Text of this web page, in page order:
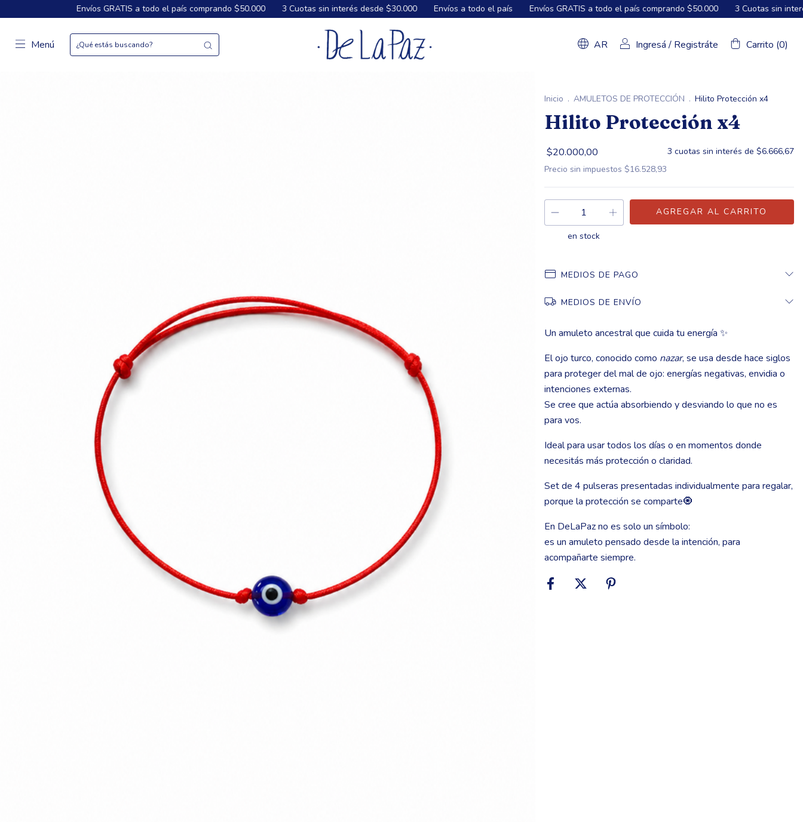
GRATIS a todo el país comprando $50.000 3 Cuotas sin interés desde $30.000 Envíos a todo el país Envíos GRATIS a todo el país comprando $50.000 3 Cuotas sin interés desde $30.000
Menú AR Ingresá/ Registráte Carrito (0)
Inicio AMULETOS DE PROTECCIÓN Hilito Protección x4
Hilito Protección x4
$20.000,00 3 cuotas sin interés de
$6.666,67
Precio sin impuestos
$16.528,93
en stock
MEDIOS DE PAGO
MEDIOS DE ENVÍO
Un amuleto ancestral que cuida tu energía ✨
El ojo turco, conocido como
, se usa desde hace siglos
para proteger del mal de ojo: energías negativas, envidia o
intenciones externas.
Se cree que actúa absorbiendo y desviando lo que no es
Ideal para usar todos los días o en momentos donde
necesitás más protección o claridad.
Set de 4 pulseras presentadas individualmente para regalar,
porque la protección se comparte🧿
En DeLaPaz no es solo un símbolo:
es un amuleto pensado desde la intención, para
acompañarte siempre.